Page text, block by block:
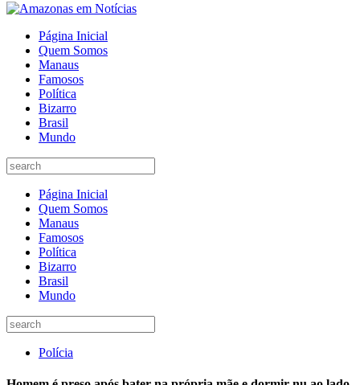
Página Inicial
Quem Somos
Manaus
Famosos
Política
Bizarro
Brasil
Mundo
Página Inicial
Quem Somos
Manaus
Famosos
Política
Bizarro
Brasil
Mundo
Polícia